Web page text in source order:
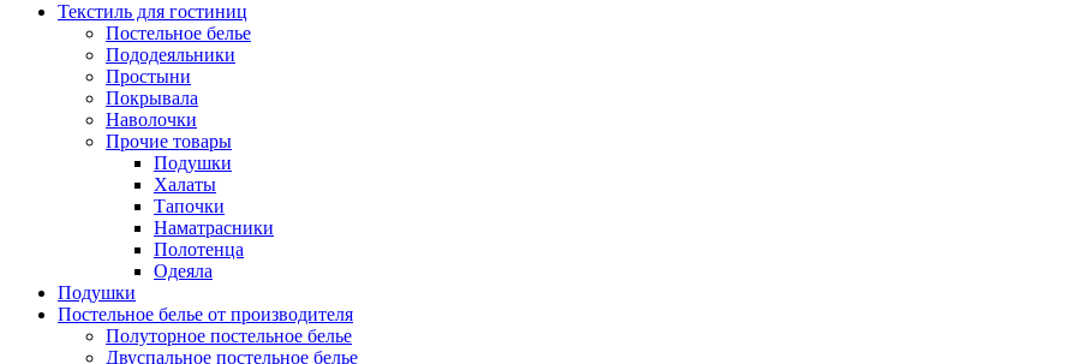
Текстиль для гостиниц
Постельное белье
Пододеяльники
Простыни
Покрывала
Наволочки
Прочие товары
Подушки
Халаты
Тапочки
Наматрасники
Полотенца
Одеяла
Подушки
Постельное белье от производителя
Полуторное постельное белье
Двуспальное постельное белье